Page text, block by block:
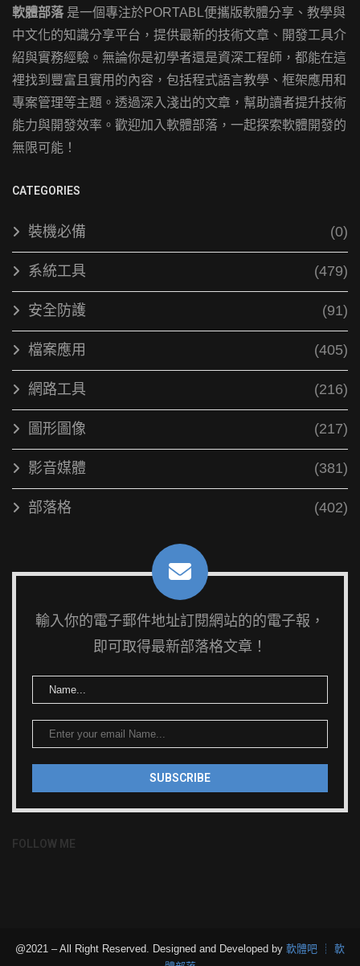
軟體部落是一個專注於PORTABL便攜版軟體分享、教學與
中文化的知識分享平台，提供最新的技術文章、開發工具介
紹與實務經驗。無論你是初學者還是資深工程師，都能在這
裡找到豐富且實用的內容，包括程式語言教學、框架應用和
專案管理等主題。透過深入淺出的文章，幫助讀者提升技術
能力與開發效率。歡迎加入軟體部落，一起探索軟體開發的
無限可能！
CATEGORIES
裝機必備 (0)
系統工具 (479)
安全防護 (91)
檔案應用 (405)
網路工具 (216)
圖形圖像 (217)
影音媒體 (381)
部落格 (402)
輸入你的電子郵件地址訂閱網站的的電子報，
即可取得最新部落格文章！
FOLLOW ME
@2021 – All Right Reserved. Designed and Developed by 軟體吧 ┊ 軟